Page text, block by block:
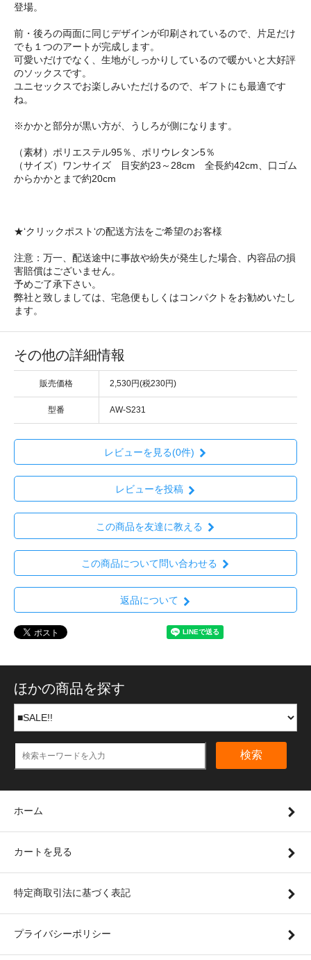
登場。
前・後ろの両面に同じデザインが印刷されているので、片足だけ
でも１つのアートが完成します。
可愛いだけでなく、生地がしっかりしているので暖かいと大好評
のソックスです。
ユニセックスでお楽しみいただけるので、ギフトにも最適です
ね。
※かかと部分が黒い方が、うしろが側になります。
（素材）ポリエステル95％、ポリウレタン5％
（サイズ）ワンサイズ 目安約23～28cm 全長約42cm、口ゴム
からかかとまで約20cm
★‘クリックポスト‘の配送方法をご希望のお客様
注意：万一、配送途中に事故や紛失が発生した場合、内容品の損
害賠償はございません。
予めご了承下さい。
弊社と致しましては、宅急便もしくはコンパクトをお勧めいたし
ます。
その他の詳細情報
販売価格 2,530円(税230円)
型番 AW-S231
レビューを見る(0件)
レビューを投稿
この商品を友達に教える
この商品について問い合わせる
返品について
ほかの商品を探す
検索
ホーム
カートを見る
特定商取引法に基づく表記
プライバシーポリシー